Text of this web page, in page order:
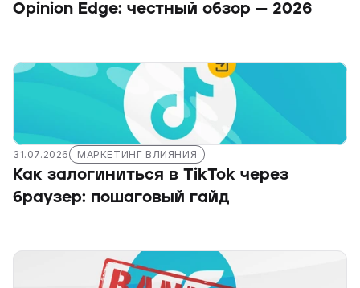
Opinion Edge: честный обзор — 2026
31.07.2026 МАРКЕТИНГ ВЛИЯНИЯ
Как залогиниться в TikTok через
браузер: пошаговый гайд